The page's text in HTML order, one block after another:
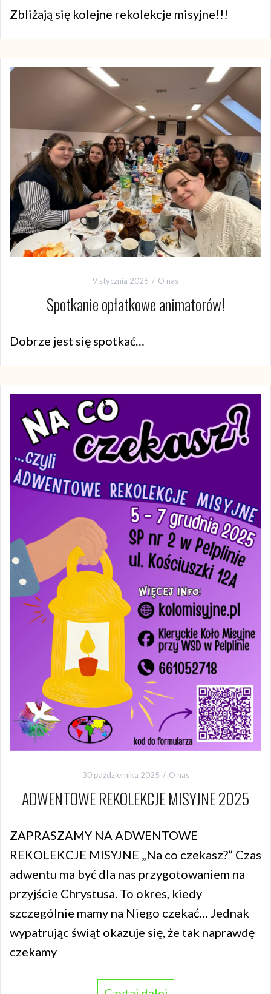
Zbliżają się kolejne rekolekcje misyjne!!!
9 stycznia 2026 O nas
Spotkanie opłatkowe animatorów!
Dobrze jest się spotkać…
30 października 2025 O nas
ADWENTOWE REKOLEKCJE MISYJNE 2025
ZAPRASZAMY NA ADWENTOWE
REKOLEKCJE MISYJNE „Na co czekasz?” Czas
adwentu ma być dla nas przygotowaniem na
przyjście Chrystusa. To okres, kiedy
szczególnie mamy na Niego czekać… Jednak
wypatrując świąt okazuje się, że tak naprawdę
czekamy